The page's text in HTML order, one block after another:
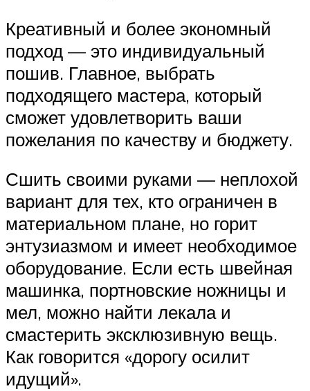
Креативный и более экономный
подход — это индивидуальный
пошив. Главное, выбрать
подходящего мастера, который
сможет удовлетворить ваши
пожелания по качеству и бюджету.
Сшить своими руками — неплохой
вариант для тех, кто ограничен в
материальном плане, но горит
энтузиазмом и имеет необходимое
оборудование. Если есть швейная
машинка, портновские ножницы и
мел, можно найти лекала и
смастерить эксклюзивную вещь.
Как говорится «дорогу осилит
идущий».